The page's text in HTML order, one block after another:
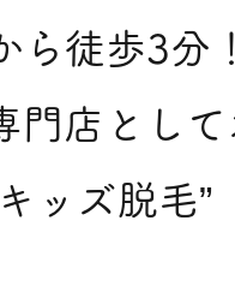
ら徒歩3分！
門店として
ッズ脱毛”